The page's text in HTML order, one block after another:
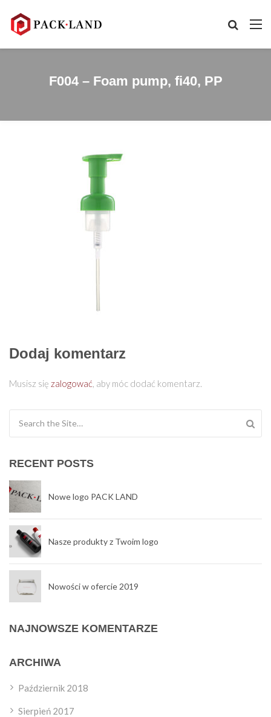
F004 – Foam pump, fi40, PP
Dodaj komentarz
Musisz się zalogować, aby móc dodać komentarz.
RECENT POSTS
Nowe logo PACK LAND
Nasze produkty z Twoim logo
Nowości w ofercie 2019
NAJNOWSZE KOMENTARZE
ARCHIWA
Październik 2018
Sierpień 2017